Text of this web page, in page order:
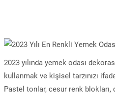
2023 yılında yemek odası
kullanmak ve kişisel tarzınızı
Pastel tonlar, cesur renk